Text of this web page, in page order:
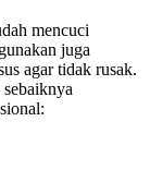
mencuci
juga
agar tidak rusak.